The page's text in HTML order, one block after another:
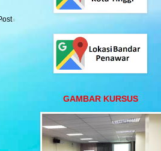
GAMBAR KURSUS